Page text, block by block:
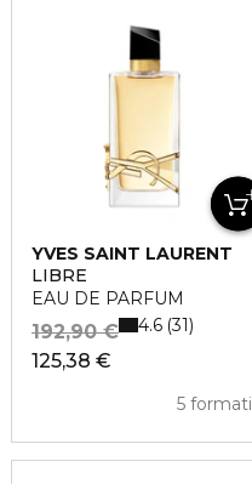
YVES SAINT LAURENT
LIBRE
EAU DE PARFUM
125,38 €
192,90 €
5 formati
4.6 31